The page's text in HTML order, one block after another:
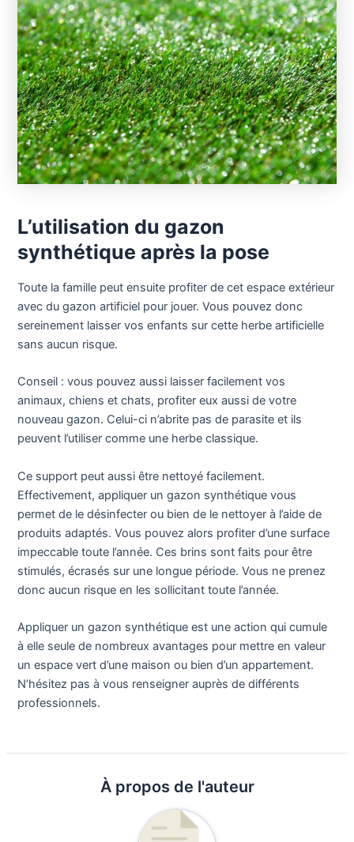
L’utilisation du gazon
synthétique après la pose
Toute la famille peut ensuite profiter de cet espace extérieur
avec du gazon artificiel pour jouer. Vous pouvez donc
sereinement laisser vos enfants sur cette herbe artificielle
sans aucun risque.
Conseil : vous pouvez aussi laisser facilement vos
animaux, chiens et chats, profiter eux aussi de votre
nouveau gazon. Celui-ci n’abrite pas de parasite et ils
peuvent l’utiliser comme une herbe classique.
Ce support peut aussi être nettoyé facilement.
Effectivement, appliquer un gazon synthétique vous
permet de le désinfecter ou bien de le nettoyer à l’aide de
produits adaptés. Vous pouvez alors profiter d’une surface
impeccable toute l’année. Ces brins sont faits pour être
stimulés, écrasés sur une longue période. Vous ne prenez
donc aucun risque en les sollicitant toute l’année.
Appliquer un gazon synthétique est une action qui cumule
à elle seule de nombreux avantages pour mettre en valeur
un espace vert d’une maison ou bien d’un appartement.
N’hésitez pas à vous renseigner auprès de différents
professionnels.
À propos de l'auteur